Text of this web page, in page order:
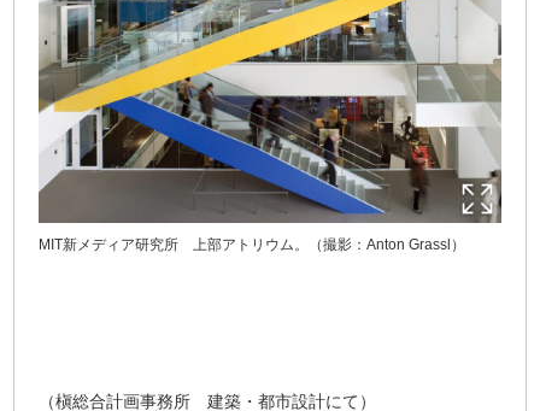
MIT新メディア研究所 上部アトリウム。（撮影：Anton Grassl）
（槇総合計画事務所 建築・都市設計にて）